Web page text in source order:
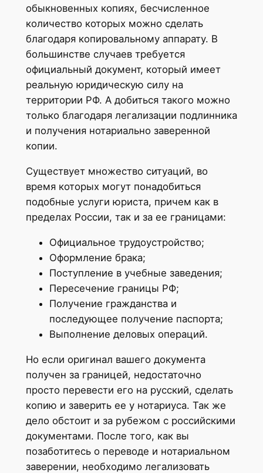
обыкновенных копиях, бесчисленное
количество которых можно сделать
благодаря копировальному аппарату. В
большинстве случаев требуется
официальный документ, который имеет
реальную юридическую силу на
территории РФ. А добиться такого можно
только благодаря легализации подлинника
и получения нотариально заверенной
копии.
Существует множество ситуаций, во
время которых могут понадобиться
подобные услуги юриста, причем как в
пределах России, так и за ее границами:
Официальное трудоустройство;
Оформление брака;
Поступление в учебные заведения;
Пересечение границы РФ;
Получение гражданства и
последующее получение паспорта;
Выполнение деловых операций.
Но если оригинал вашего документа
получен за границей, недостаточно
просто перевести его на русский, сделать
копию и заверить ее у нотариуса. Так же
дело обстоит и за рубежом с российскими
документами. После того, как вы
позаботитесь о переводе и нотариальном
заверении, необходимо легализовать